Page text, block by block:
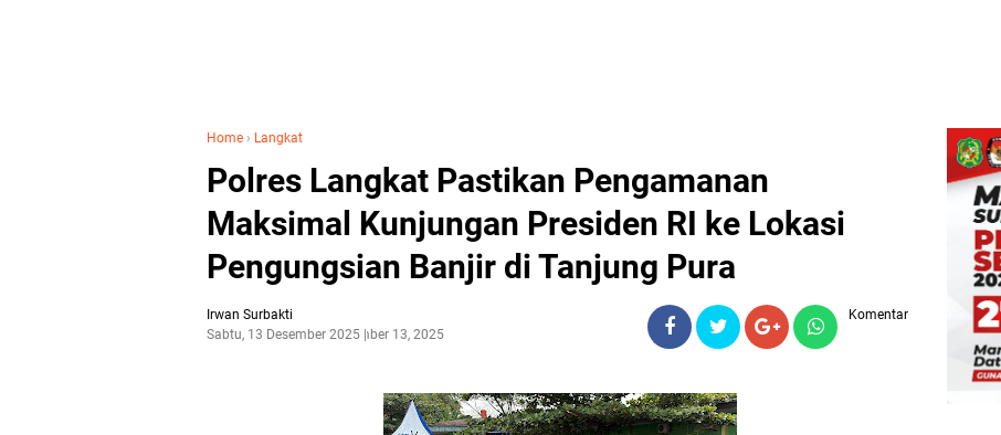
Home › Langkat
Polres Langkat Pastikan Pengamanan
Maksimal Kunjungan Presiden RI ke Lokasi
Pengungsian Banjir di Tanjung Pura
Irwan Surbakti
Sabtu, 13 Desember 2025Desember 13, 2025
Komentar